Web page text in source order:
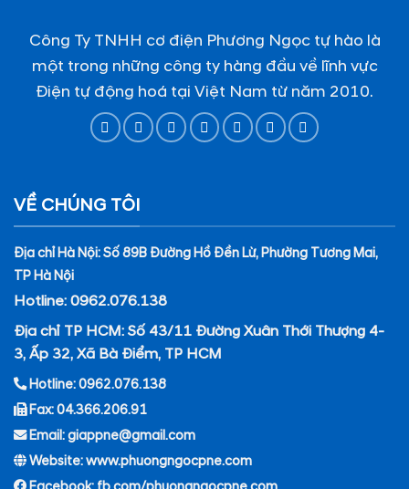
Công Ty TNHH cơ điện Phương Ngọc tự hào là
một trong những công ty hàng đầu về lĩnh vực
Điện tự động hoá tại Việt Nam từ năm 2010.
VỀ CHÚNG TÔI
Địa chỉ Hà Nội: Số 89B Đường Hồ Đền Lừ, Phường Tương Mai,
TP Hà Nội
Hotline: 0962.076.138
Địa chỉ TP HCM: Số 43/11 Đường Xuân Thới Thượng 4-
3, Ấp 32, Xã Bà Điểm, TP HCM
Hotline: 0962.076.138
Fax: 04.366.206.91
Email: giappne@gmail.com
Website: www.phuongngocpne.com